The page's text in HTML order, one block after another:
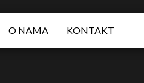
O NAMA KONTAKT